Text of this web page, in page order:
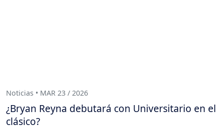
Noticias • MAR 23 / 2026
¿Bryan Reyna debutará con Universitario en el
clásico?